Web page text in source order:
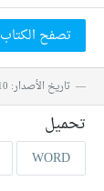
تصفح الكتاب
تاريخ الأصدار: 2010-01-08
تحميل
WORD